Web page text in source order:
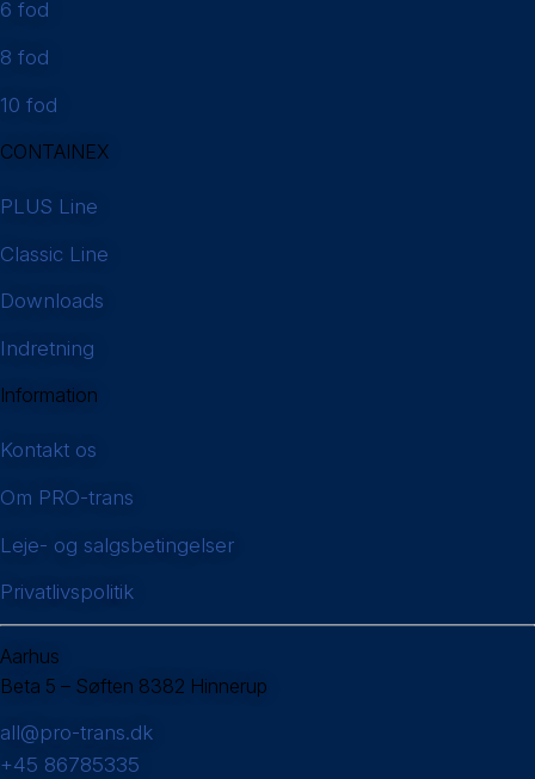
6 fod
8 fod
10 fod
CONTAINEX
PLUS Line
Classic Line
Downloads
Indretning
Information
Kontakt os
Om PRO-trans
Leje- og salgsbetingelser
Privatlivspolitik
Aarhus
Beta 5 – Søften 8382 Hinnerup
all@pro-trans.dk
+45 86785335